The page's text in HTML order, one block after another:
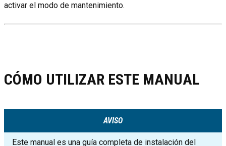
activar el modo de mantenimiento.
CÓMO UTILIZAR ESTE MANUAL
AVISO
Este manual es una guía completa de instalación del